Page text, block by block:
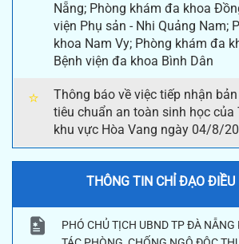
Nẵng; Phòng khám đa khoa
viện Phụ sản - Nhi Quảng Nam;
khoa Nam Vy; Phòng khám đa
Bệnh viện đa khoa Bình Dân
⭐
Thông báo về việc tiếp nhận
tiêu chuẩn an toàn sinh học của
khu vực Hòa Vang ngày 04/8/
THÔNG TIN CHỈ ĐẠO ĐIỀU
PHÓ CHỦ TỊCH UBND TP ĐÀ NẴNG